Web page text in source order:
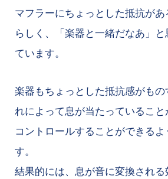
マフラーにちょっとした抵抗が
らしく、「楽器と一緒だなあ」と
ています。
楽器もちょっとした抵抗感がも
れによって息が当たっていること
コントロールすることができるよ
す。
結果的には、息が音に変換され